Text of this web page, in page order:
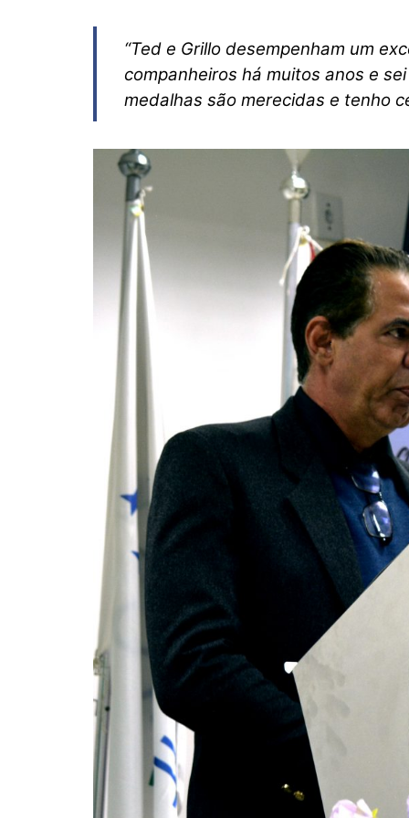
“Ted e Grillo desempenham um
companheiros há muitos anos e
medalhas são merecidas e tenho